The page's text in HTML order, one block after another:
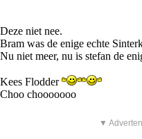
Deze niet nee.
Bram was de enige echte
Nu niet meer, nu is stefan de
Kees Flodder
Choo chooooooo
▼